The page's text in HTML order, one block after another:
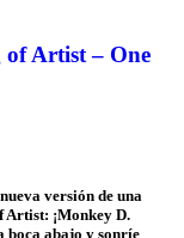
Artist – One
versión de una
¡Monkey D.
boca abajo y sonríe